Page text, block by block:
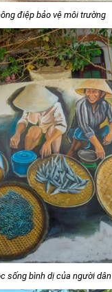
điệp bảo vệ môi trường
sống bình dị của người dân